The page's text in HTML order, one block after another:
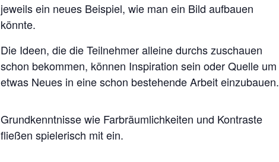
jeweils ein neues Beispiel, wie man ein Bild aufbauen
könnte.
Die Ideen, die die Teilnehmer alleine durchs zuschauen
schon bekommen, können Inspiration sein oder Quelle um
etwas Neues in eine schon bestehende Arbeit einzubauen.
Grundkenntnisse wie Farbräumlichkeiten und Kontraste
fließen spielerisch mit ein.